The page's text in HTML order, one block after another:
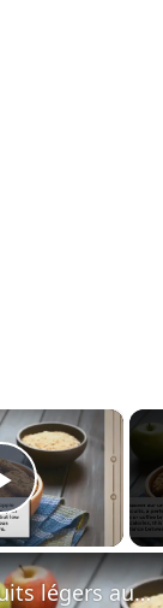
×
Play
Biscuits légers aux pommes : Une douceur légère et irrésistible